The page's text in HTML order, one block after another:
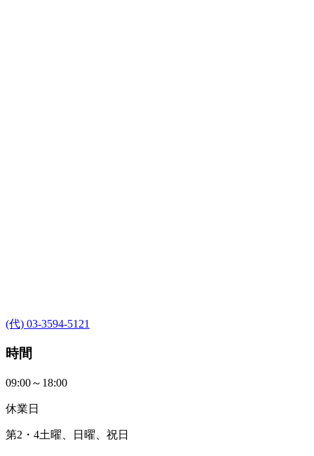
(代) 03-3594-5121
時間
09:00～18:00
休業日
第2・4土曜、日曜、祝日